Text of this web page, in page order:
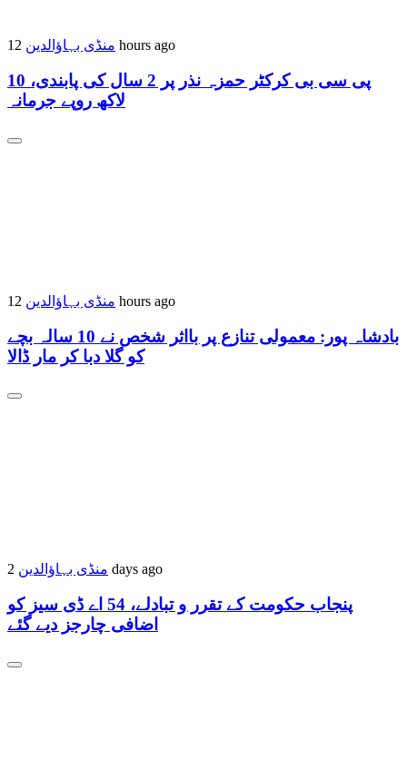
منڈی بہاؤالدین 12 hours ago
پی سی بی کرکٹر حمزہ نذر پر 2 سال کی پابندی، 10
لاکھ روپے جرمانہ
منڈی بہاؤالدین 12 hours ago
بادشاہ پور: معمولی تنازع پر بااثر شخص نے 10 سالہ بچے
کو گلا دبا کر مار ڈالا
منڈی بہاؤالدین 2 days ago
پنجاب حکومت کے تقرر و تبادلے، 54 اے ڈی سیز کو
اضافی چارجز دیے گئے